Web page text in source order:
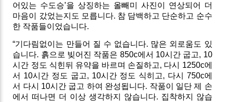
어있는 수도승’을 상징하는 올빼미 사진이 연상되어 더
마음이 갔었는지도 모릅니다. 참 담백하고 단순하고 순수
한 작품들이었습니다.
“기다림없이는 만들어 질 수 없습니다. 많은 외로움도 있
습니다. 흙으로 빚어진 작품은 850c에서 10시간 굽고, 10
시간 정도 식힌뒤 유약을 바르며 손질하고, 다시 1250c에
서 10시간 정도 굽고, 10시간 정도 식히고, 다시 750c에
서 다시 10시간 굽고 하여 완성됩니다. 작품이 일단 제 손
에서 떠나면 더 이상 생각하지 않습니다. 집착하지 않습